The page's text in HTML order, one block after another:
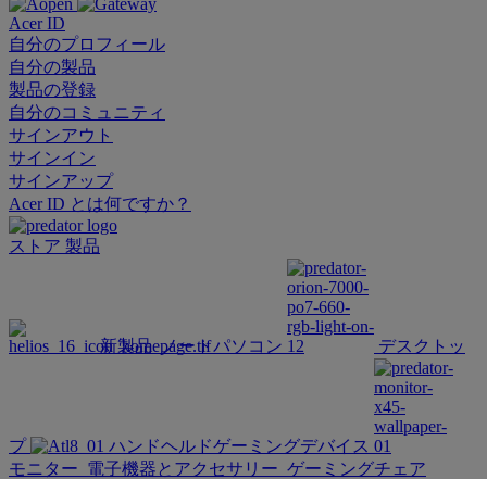
Acer ID
自分のプロフィール
自分の製品
製品の登録
自分のコミュニティ
サインアウト
サインイン
サインアップ
Acer ID とは何ですか？
ストア 製品
新製品 ノートパソコン デスクトッ
プ
ハンドヘルドゲーミングデバイス
モニター 電子機器とアクセサリー ゲーミングチェア